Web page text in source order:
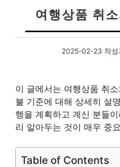
여행상품 취
2025-02-23 작성
이 글에서는 여행상품 취
불 기준에 대해 상세히 설
행을 계획하고 계신 분들
리 알아두는 것이 매우 중
Table of Contents